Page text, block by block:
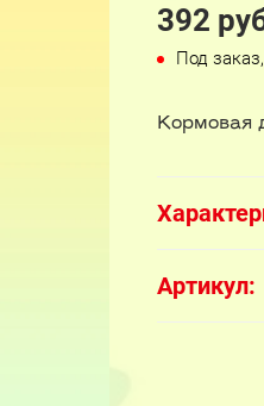
392
Под
Кормовая
Артикул: